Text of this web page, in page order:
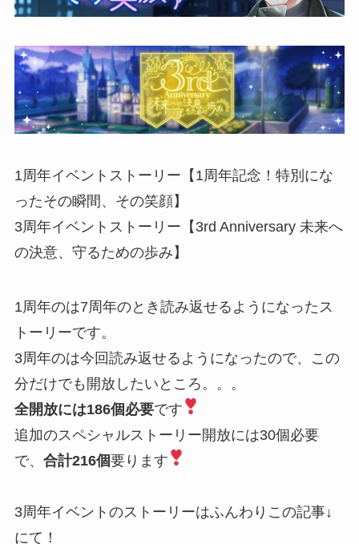
1周年イベントストーリー【1周年記念！特別にな
ったその瞬間、その笑顔】
3周年イベントストーリー【3rd Anniversary 未来へ
の決意、守るための歩み】
1周年のは7周年のとき読み返せるようになったス
トーリーです。
3周年のは今回読み返せるようになったので、この
分だけでも開放したいところ。。。
全開放には186個 必要です
追加のスペシャルストーリー開放には30個必要
で、 合計216個要ります
3周年イベントのストーリーはふんわりこの記事↓
にて！